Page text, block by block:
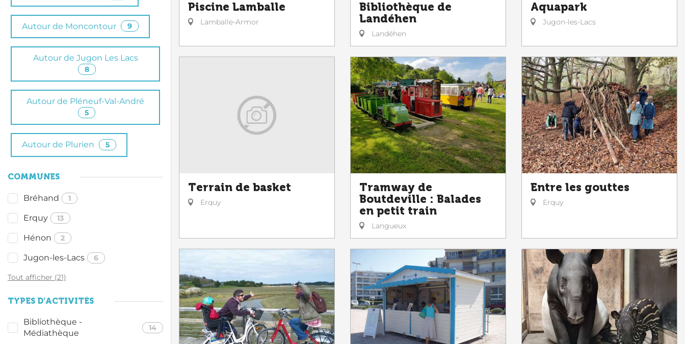
Autour de Moncontour 9
Autour de Jugon Les Lacs
8
Autour de Pléneuf-Val-André
5
Autour de Plurien 5
COMMUNES
Bréhand 1
Erquy 13
Hénon 2
Jugon-les-Lacs 6
Tout afficher (21)
TYPES D'ACTIVITÉS
Bibliothèque -
Médiathèque
14
Piscine Lamballe
Lamballe-Armor
Bibliothèque de
Landéhen
Landéhen
Aquapark
Jugon-les-Lacs
Terrain de basket
Erquy
Tramway de
Boutdeville : Balades
en petit train
Langueux
Entre les gouttes
Erquy